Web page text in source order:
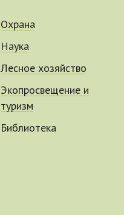
Охрана
Наука
Лесное хозяйство
Экопросвещение и
туризм
Библиотека